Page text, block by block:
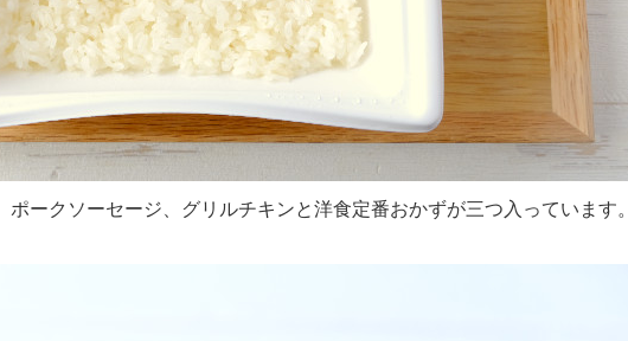
ークソーセージ、グリルチキンと洋食定番おかずが三つ入っています。